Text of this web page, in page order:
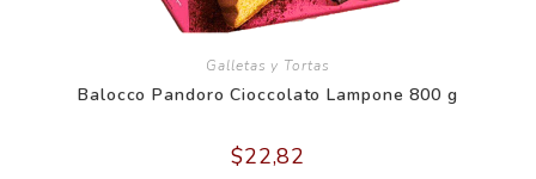
Galletas y Tortas
Balocco Pandoro Cioccolato Lampone 800 g
$22,82